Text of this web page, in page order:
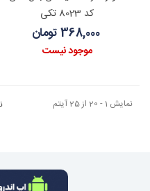
کد 8023 تکی
368,000 تومان
موجود نیست
نمایش 1 - 20 از 25 آیتم